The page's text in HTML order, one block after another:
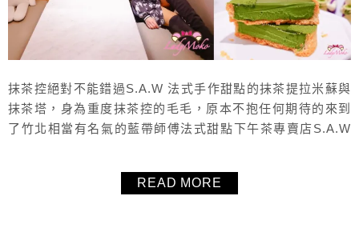
抹茶控絕對不能錯過S.A.W 法式手作甜點的抹茶提拉米蘇與
抹茶塔，身為重度抹茶控的毛毛，原本不抱任何期待的來到
了竹北相當有名氣的藍帶師傅法式甜點下午茶專賣店S.A.W
好，非常推薦的竹北甜點。READ MORE